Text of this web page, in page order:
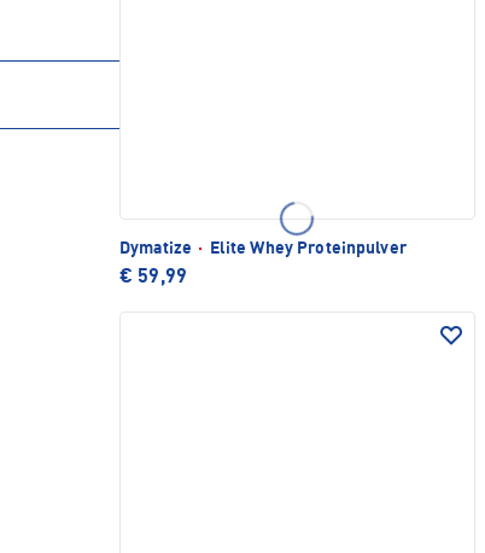
Dymatize · Elite Whey Proteinpulver
€ 59,99